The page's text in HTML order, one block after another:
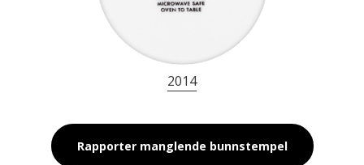
2014
Rapporter manglende bunnstempel